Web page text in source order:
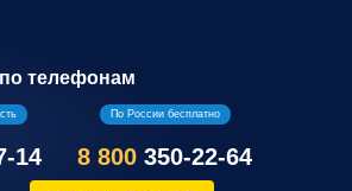
телефонам
14
По России бесплатно
8 800 350-22-64